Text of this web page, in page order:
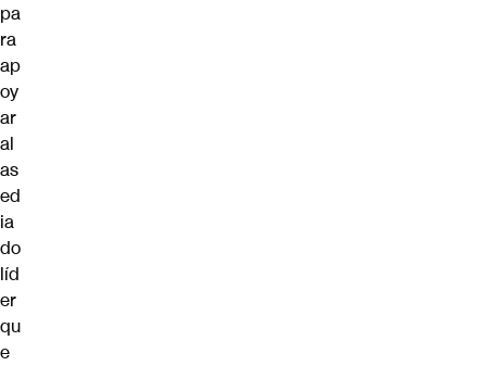
pa
ra
ap
oy
ar
al
as
ed
ia
do
líd
er
qu
e